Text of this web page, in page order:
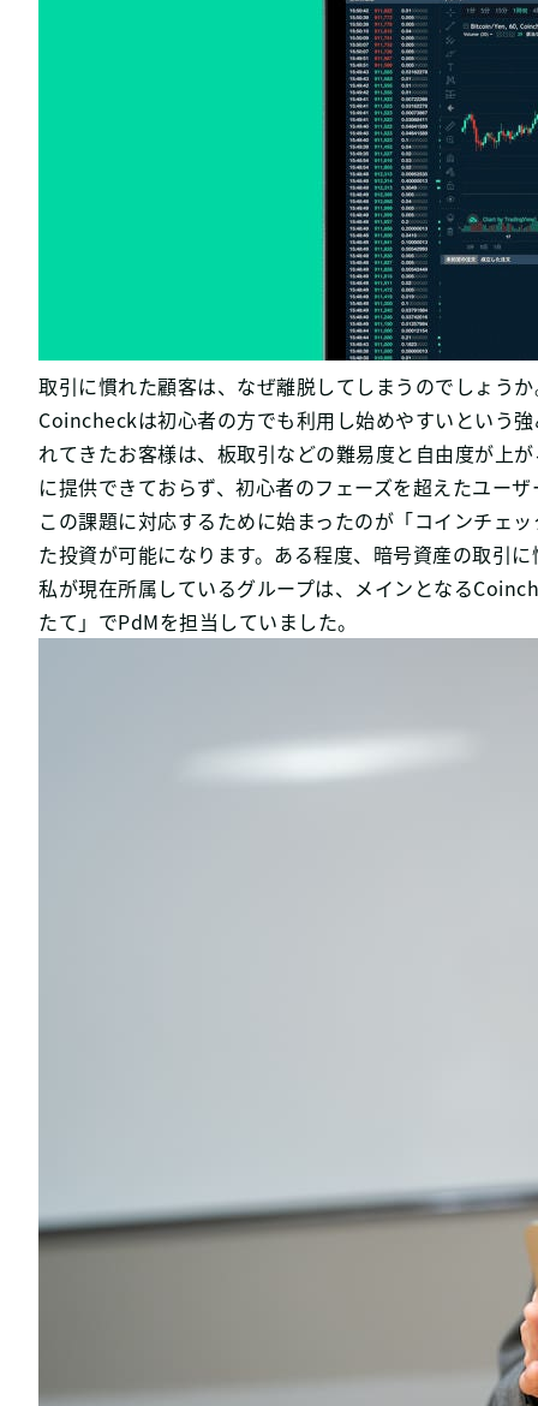
取引に慣れた顧客は、なぜ離脱してしまうのでしょう
Coincheckは初心者の方でも利用し始めやすいという
れてきたお客様は、板取引などの難易度と自由度が上
に提供できておらず、初心者のフェーズを超えたユー
この課題に対応するために始まったのが「コインチェ
た投資が可能になります。ある程度、暗号資産の取引
私が現在所属しているグループは、メインとなる
たて」でPdMを担当していました。